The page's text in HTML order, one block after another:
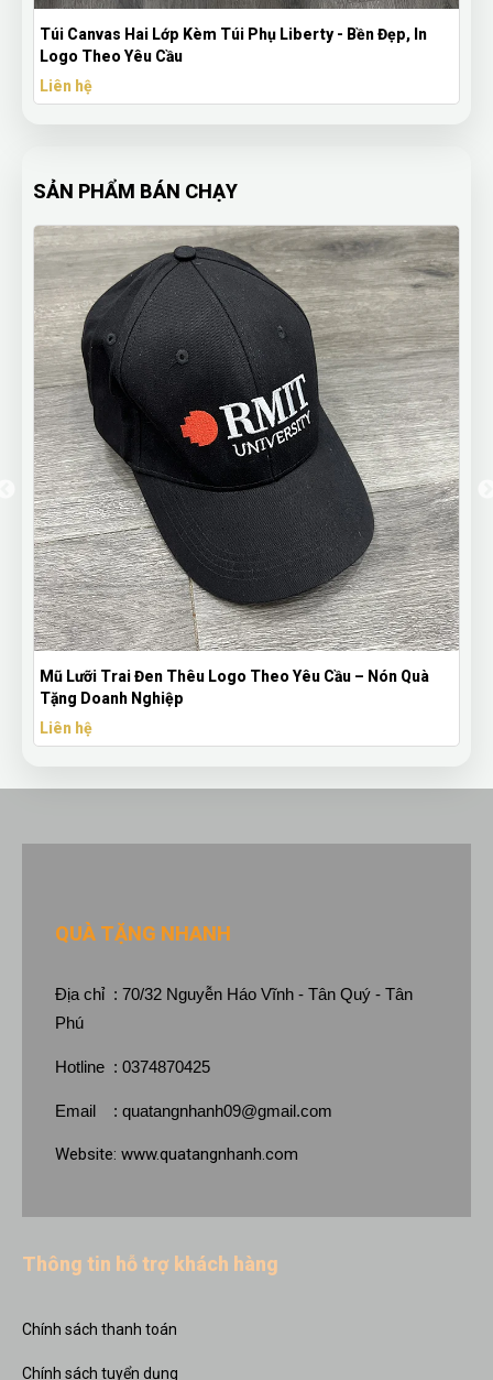
Túi Canvas Hai Lớp Kèm Túi Phụ Liberty - Bền Đẹp, In
Logo Theo Yêu Cầu
Liên hệ
SẢN PHẨM BÁN CHẠY
Mũ Lưỡi Trai Đen Thêu Logo Theo Yêu Cầu – Nón Quà
Tặng Doanh Nghiệp
Liên hệ
QUÀ TẶNG NHANH
Địa chỉ : 70/32 Nguyễn Háo Vĩnh - Tân Quý - Tân
Phú
Hotline : 0374870425
Email : quatangnhanh09@gmail.com
Website: www.quatangnhanh.com
Thông tin hỗ trợ khách hàng
Chính sách thanh toán
Chính sách tuyển dụng